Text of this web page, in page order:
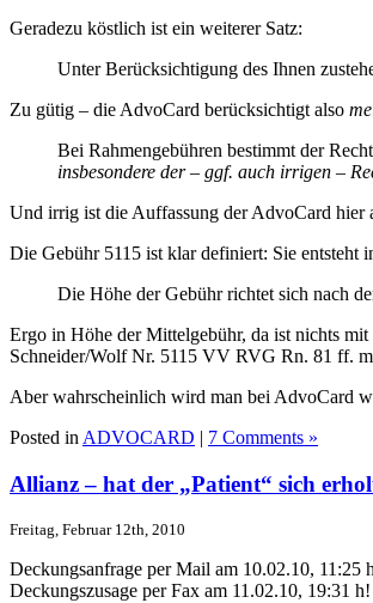
Geradezu köstlich ist ein weiterer Satz:
Unter Berücksichtigung des Ihnen
Zu gütig – die AdvoCard berücksichtigt also
Bei Rahmengebühren bestimmt der
insbesondere der – ggf. auch irrigen –
Und irrig ist die Auffassung der AdvoCard hier
Die Gebühr 5115 ist klar definiert: Sie entsteht
Die Höhe der Gebühr richtet sich nach
Ergo in Höhe der Mittelgebühr, da ist nichts
Schneider/Wolf Nr. 5115 VV RVG Rn. 81 ff.
Aber wahrscheinlich wird man bei AdvoCard
Posted in ADVOCARD | 7 Comments »
Allianz – hat der „Patient“ sich
Freitag, Februar 12th, 2010
Deckungsanfrage per Mail am 10.02.10, 11:25
Deckungszusage per Fax am 11.02.10, 19:31 h!